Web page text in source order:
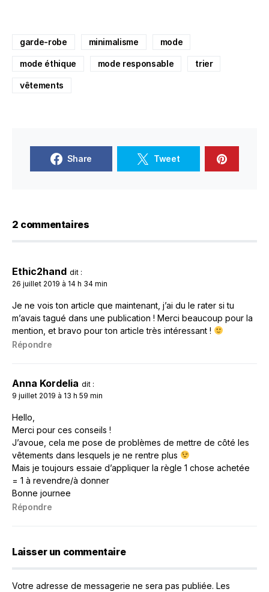
garde-robe minimalisme mode
mode éthique mode responsable trier
vêtements
Share Tweet
2 commentaires
Ethic2hand dit :
26 juillet 2019 à 14 h 34 min
Je ne vois ton article que maintenant, j’ai du le rater si tu
m’avais tagué dans une publication ! Merci beaucoup pour la
mention, et bravo pour ton article très intéressant !
Répondre
Anna Kordelia dit :
9 juillet 2019 à 13 h 59 min
Hello,
Merci pour ces conseils !
J’avoue, cela me pose de problèmes de mettre de côté les
vêtements dans lesquels je ne rentre plus
Mais je toujours essaie d’appliquer la règle 1 chose achetée
= 1 à revendre/à donner
Bonne journee
Répondre
Laisser un commentaire
Votre adresse de messagerie ne sera pas publiée. Les